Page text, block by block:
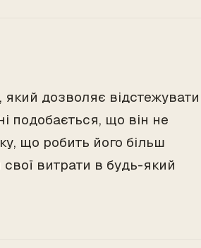
дозволяє відстежувати
подобається, що він не
що робить його більш
витрати в будь-який